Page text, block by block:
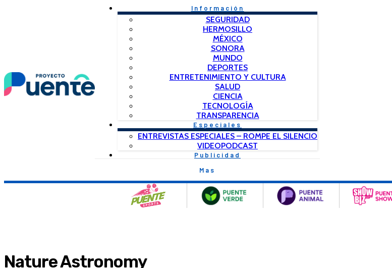
Información
SEGURIDAD
HERMOSILLO
MÉXICO
SONORA
MUNDO
DEPORTES
ENTRETENIMIENTO Y CULTURA
SALUD
CIENCIA
TECNOLOGÍA
TRANSPARENCIA
Especiales
ENTREVISTAS ESPECIALES – ROMPE EL SILENCIO
VIDEOPODCAST
Publicidad
Mas
Nature Astronomy